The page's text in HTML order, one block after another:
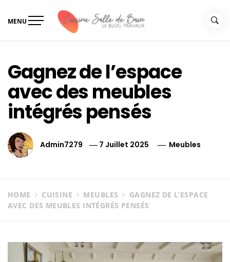
MENU
Gagnez de l’espace
avec des meubles
intégrés pensés
Admin7279 7 Juillet 2025 Meubles
HOME CUISINE MEUBLES
GAGNEZ DE L’ESPACE
AVEC DES MEUBLES INTÉGRÉS PENSÉS